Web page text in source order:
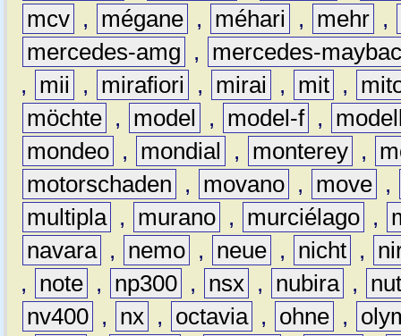
mcv , mégane , méhari , mehr ,
mercedes-amg
,
mercedes-
,
mii , mirafiori , mirai , mit ,
möchte , model , model-f ,
mondeo , mondial , monterey ,
motorschaden
, movano , move ,
multipla , murano , murciélago ,
navara , nemo , neue , nicht ,
,
note , np300 , nsx , nubira ,
nv400 , nx , octavia , ohne ,